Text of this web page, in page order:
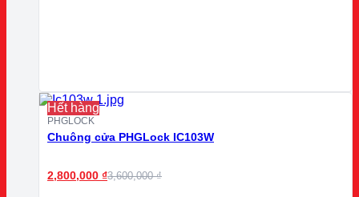
Hết hàng
PHGLOCK
Chuông cửa PHGLock IC103W
2,800,000 ₫3,600,000₫